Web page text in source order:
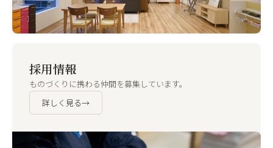
採用情報
ものづくりに携わる仲間を募集しています。
詳しく見る→